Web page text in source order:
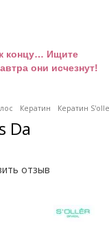
концу… Ищите
они исчезнут!
Кератин Кератин
Da
отзыв